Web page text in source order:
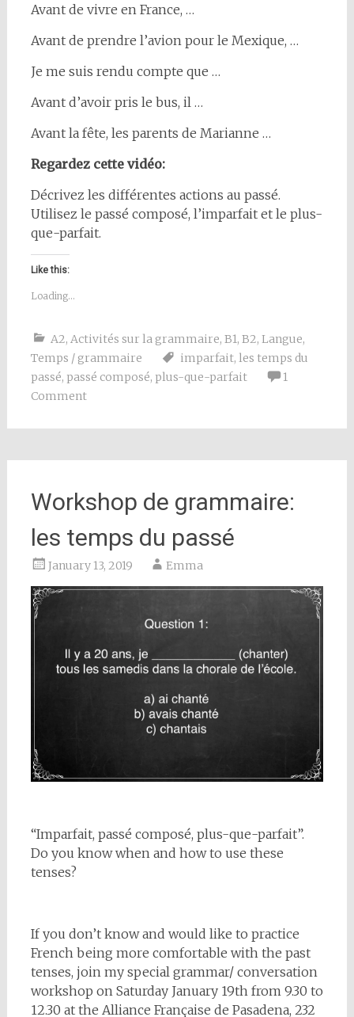
Avant de vivre en France, …
Avant de prendre l’avion pour le Mexique, …
Je me suis rendu compte que …
Avant d’avoir pris le bus, il …
Avant la fête, les parents de Marianne …
Regardez cette vidéo:
Décrivez les différentes actions au passé.
Utilisez le passé composé, l’imparfait et le plus-
que-parfait.
Like this:
Loading...
A2, Activités sur la grammaire, B1, B2, Langue,
Temps / grammaire
imparfait, les temps du
passé, passé composé, plus-que-parfait
1
Comment
Workshop de grammaire:
les temps du passé
January 13, 2019 Emma
“Imparfait, passé composé, plus-que-parfait”.
Do you know when and how to use these
tenses?
If you don’t know and would like to practice
French being more comfortable with the past
tenses, join my special grammar/ conversation
workshop on Saturday January 19th from 9.30 to
12.30 at the Alliance Française de Pasadena, 232